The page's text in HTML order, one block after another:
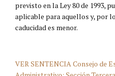
previsto en la Ley 80 de 1993,
aplicable para aquellos y, por
caducidad es menor.
VER SENTENCIA Consejo de